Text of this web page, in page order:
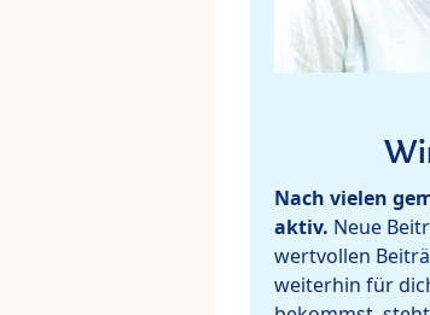
Nach vielen
aktiv. Neue
wertvollen
weiterhin für